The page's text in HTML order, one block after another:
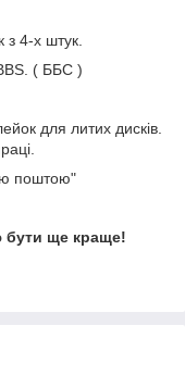
з 4-х штук.
( ББС )
для литих дисків.
поштою"
бути ще краще!